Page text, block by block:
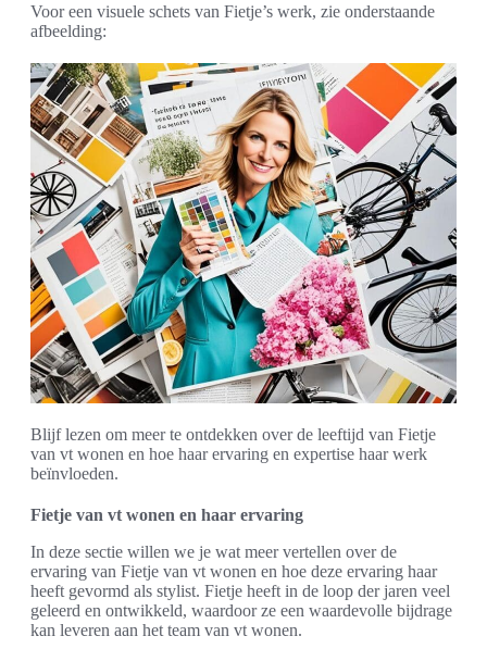
Voor een visuele schets van Fietje’s werk, zie onderstaande
afbeelding:
Blijf lezen om meer te ontdekken over de leeftijd van Fietje
van vt wonen en hoe haar ervaring en expertise haar werk
beïnvloeden.
Fietje van vt wonen en haar ervaring
In deze sectie willen we je wat meer vertellen over de
ervaring van Fietje van vt wonen en hoe deze ervaring haar
heeft gevormd als stylist. Fietje heeft in de loop der jaren veel
geleerd en ontwikkeld, waardoor ze een waardevolle bijdrage
kan leveren aan het team van vt wonen.